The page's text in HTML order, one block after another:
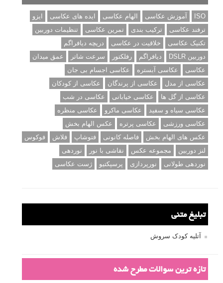
ISO آموزش عکاسی الهام عکاسی ایده های عکاسی
ایزو
ترفند عکاسی
ترکیب بندی تمرین عکاسی
تنظیمات دوربین
تکنیک عکاسی
خلاقیت در عکاسی
دریچه دیافراگم
دوربین DSLR
دیافراگم رفلکتور سرعت شاتر
عمق میدان
عکاسی
عکاسی آبستره
عکاسی اجسام بی جان
عکاسی از مدل
عکاسی از پرندگان
عکاسی از کودکان
عکاسی از گل ها
عکاسی خیابانی
عکاسی در شب
عکاسی سیاه و سفید
عکاسی ماکرو
عکاسی منظره
عکاسی ورزشی
عکاسی پرتره
عکس الهام بخش
عکس های الهام بخش
فاصله کانونی فتوشاپ فلاش
فوکوس
لنز دوربین
مجموعه عکس نقاشی با نور
نوردهی
نوردهی طولانی
نورپردازی پرسپکتیو ژست عکاسی
تبلیغ متنی
آتلیه کودک سروش
تازه ترین سوالات مطرح شده